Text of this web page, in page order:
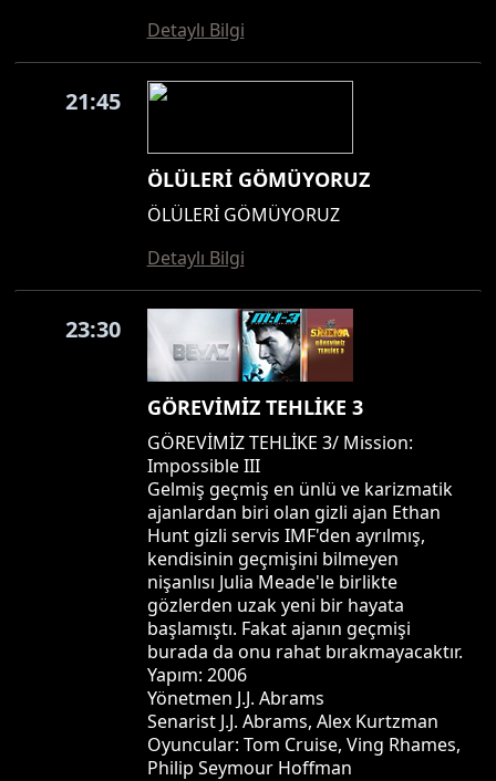
Detaylı Bilgi
21:45
ÖLÜLERİ GÖMÜYORUZ
ÖLÜLERİ GÖMÜYORUZ
Detaylı Bilgi
23:30
GÖREVİMİZ TEHLİKE 3
GÖREVİMİZ TEHLİKE 3/ Mission:
Impossible III
Gelmiş geçmiş en ünlü ve karizmatik
ajanlardan biri olan gizli ajan Ethan
Hunt gizli servis IMF'den ayrılmış,
kendisinin geçmişini bilmeyen
nişanlısı Julia Meade'le birlikte
gözlerden uzak yeni bir hayata
başlamıştı. Fakat ajanın geçmişi
burada da onu rahat bırakmayacaktır.
Yapım: 2006
Yönetmen J.J. Abrams
Senarist J.J. Abrams, Alex Kurtzman
Oyuncular: Tom Cruise, Ving Rhames,
Philip Seymour Hoffman